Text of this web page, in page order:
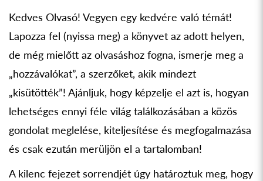
Kedves Olvasó! Vegyen egy kedvére való témát!
Lapozza fel (nyissa meg) a könyvet az adott helyen,
de még mielőtt az olvasáshoz fogna, ismerje meg a
„hozzávalókat”, a szerzőket, akik mindezt
„kisütötték”! Ajánljuk, hogy képzelje el azt is, hogyan
lehetséges ennyi féle világ találkozásában a közös
gondolat meglelése, kiteljesítése és megfogalmazása
és csak ezután merüljön el a tartalomban!
A kilenc fejezet sorrendjét úgy határoztuk meg, hogy